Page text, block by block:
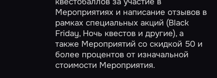
Мероприятиях и написание отзывов в
рамках специальных акций (Black
Friday, Ночь квестов и другие), а
также Мероприятий со скидкой 50 и
более процентов от изначальной
стоимости Мероприятия.